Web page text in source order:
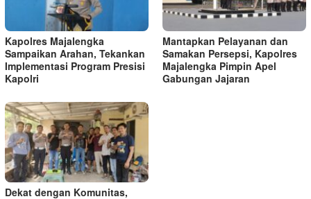
Kapolres Majalengka
Sampaikan Arahan, Tekankan
Implementasi Program Presisi
Kapolri
Mantapkan Pelayanan dan
Samakan Persepsi, Kapolres
Majalengka Pimpin Apel
Gabungan Jajaran
Dekat dengan Komunitas,